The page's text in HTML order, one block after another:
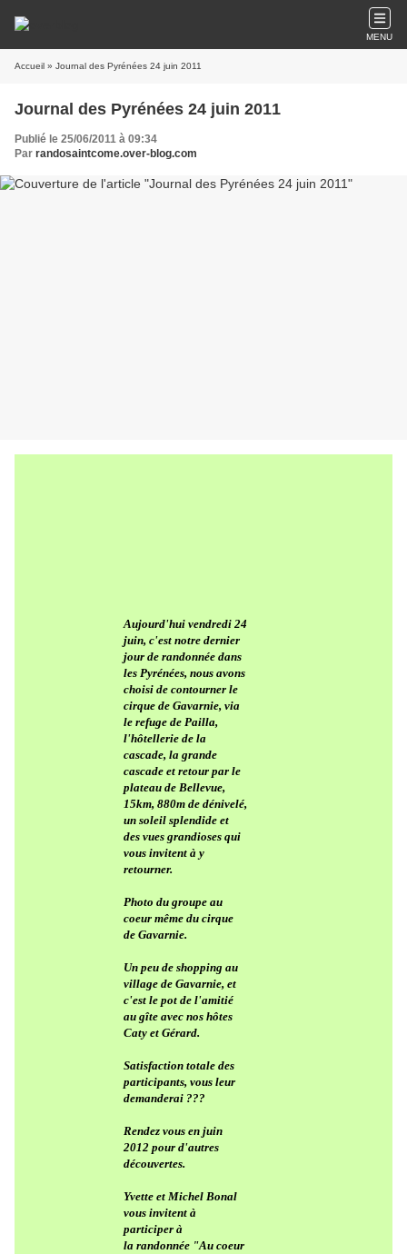
MENU
Accueil » Journal des Pyrénées 24 juin 2011
Journal des Pyrénées 24 juin 2011
Publié le 25/06/2011 à 09:34
Par randosaintcome.over-blog.com
Aujourd'hui vendredi 24
juin, c'est notre dernier
jour de randonnée dans
les Pyrénées, nous avons
choisi de contourner le
cirque de Gavarnie, via
le refuge de Pailla,
l'hôtellerie de la
cascade, la grande
cascade et retour par le
plateau de Bellevue,
15km, 880m de dénivelé,
un soleil splendide et
des vues grandioses qui
vous invitent à y
retourner.
Photo du groupe au
coeur même du cirque
de Gavarnie.
Un peu de shopping au
village de Gavarnie, et
c'est le pot de l'amitié
au gîte avec nos hôtes
Caty et Gérard.
Satisfaction totale des
participants, vous leur
demanderai ???
Rendez vous en juin
2012 pour d'autres
découvertes.
Yvette et Michel Bonal
vous invitent à
participer à
la randonnée "Au coeur